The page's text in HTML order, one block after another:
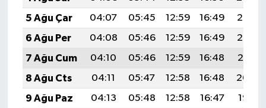
5 Ağu Çar
04:07 05:45 12:59 16:49
20:03
6 Ağu Per
04:08 05:46 12:59 16:49
20:02
7 Ağu Cum
04:10 05:46 12:59 16:48
20:01
8 Ağu Cts
04:11 05:47 12:58 16:48
20:00
9 Ağu Paz
04:13 05:48 12:58 16:47
19:58